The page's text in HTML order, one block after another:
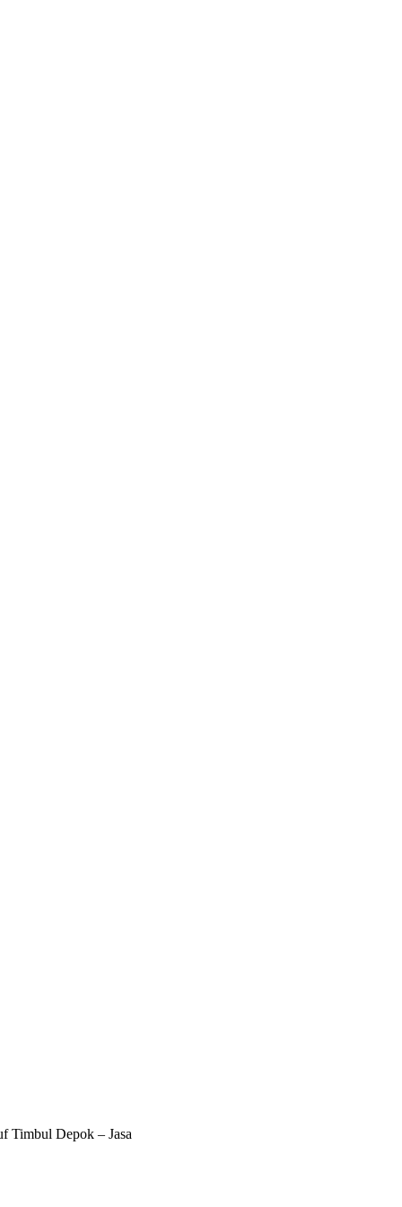
Timbul Depok – Jasa